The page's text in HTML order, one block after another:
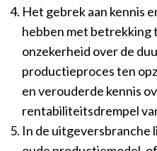
Het gebrek aan kennis
hebben met betrekking
onzekerheid over de
productieproces ten
en verouderde kennis
rentabiliteitsdrempel
In de uitgeversbranche